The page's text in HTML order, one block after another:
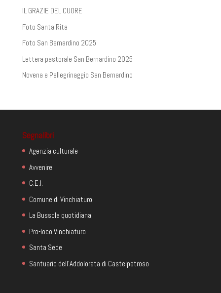
IL GRAZIE DEL CUORE
Foto Santa Rita
Foto San Bernardino 2025
Lettera pastorale San Bernardino 2025
Novena e Pellegrinaggio San Bernardino
Segnalibri
Agenzia culturale
Avvenire
C.E.I.
Comune di Vinchiaturo
La Bussola quotidiana
Pro-loco Vinchiaturo
Santa Sede
Santuario dell'Addolorata di Castelpetroso